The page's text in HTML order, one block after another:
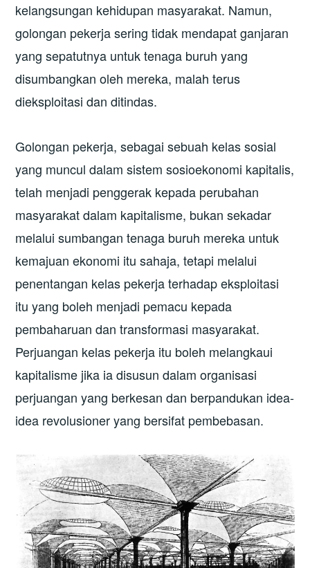
kelangsungan kehidupan masyarakat. Namun,
golongan pekerja sering tidak mendapat ganjaran
yang sepatutnya untuk tenaga buruh yang
disumbangkan oleh mereka, malah terus
dieksploitasi dan ditindas.
Golongan pekerja, sebagai sebuah kelas sosial
yang muncul dalam sistem sosioekonomi kapitalis,
telah menjadi penggerak kepada perubahan
masyarakat dalam kapitalisme, bukan sekadar
melalui sumbangan tenaga buruh mereka untuk
kemajuan ekonomi itu sahaja, tetapi melalui
penentangan kelas pekerja terhadap eksploitasi
itu yang boleh menjadi pemacu kepada
pembaharuan dan transformasi masyarakat.
Perjuangan kelas pekerja itu boleh melangkaui
kapitalisme jika ia disusun dalam organisasi
perjuangan yang berkesan dan berpandukan idea-
idea revolusioner yang bersifat pembebasan.